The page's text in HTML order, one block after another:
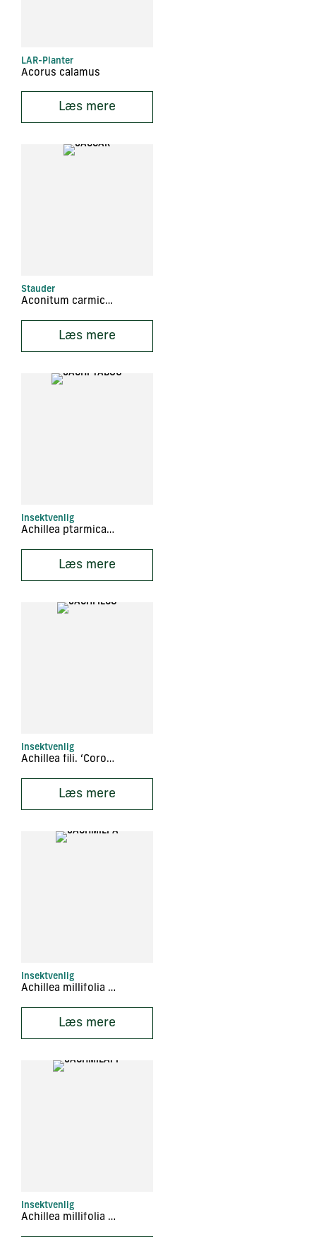
LAR-Planter
Acorus calamus
Læs mere
Stauder
Aconitum carmichaelii
Læs mere
Insektvenlig
Achillea ptarmica ‘Boule de Neige’
Læs mere
Insektvenlig
Achillea fili. ‘Coronation Gold’
Læs mere
Insektvenlig
Achillea millifolia ‘Parker
Læs mere
Insektvenlig
Achillea millifolia ‘Apfelblüte’